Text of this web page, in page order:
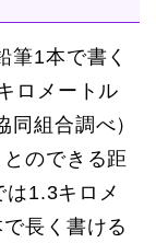
筆1本で書く
ロメートル
組合調べ）
のできる距
1.3キロメ
長く書ける